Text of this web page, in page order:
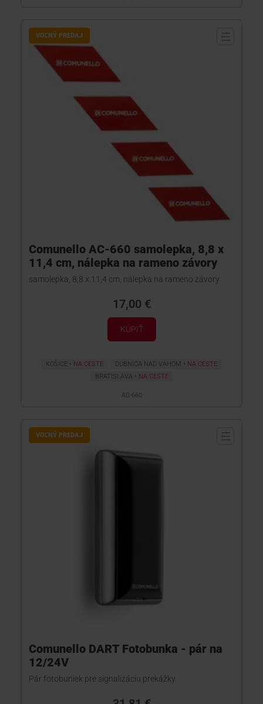
VOĽNÝ PREDAJ
Comunello AC-660 samolepka, 8,8 x
11,4 cm, nálepka na rameno závory
samolepka, 8,8 x 11,4 cm, nálepka na rameno závory
17,00 €
KÚPIŤ
KOŠICE NA CESTE DUBNICA NAD VÁHOM
NA CESTE
BRATISLAVA
NA CESTE
AC-660
VOĽNÝ PREDAJ
Comunello DART Fotobunka - pár na
12/24V
Pár fotobuniek pre signalizáciu prekážky.